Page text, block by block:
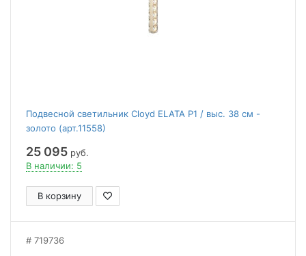
Подвесной светильник Cloyd ELATA P1 / выс. 38 см -
золото (арт.11558)
25 095 руб.
В наличии: 5
В корзину
719736